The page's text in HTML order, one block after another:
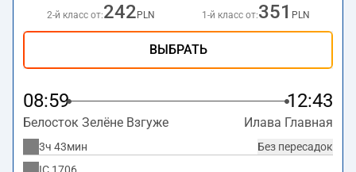
2-й класс от:242 PLN 1-й класс от:351 PLN
ВЫБРАТЬ
08:59 12:43
Белосток Зелёне Взгуже Илава Главная
Без пересадок
3ч 43мин